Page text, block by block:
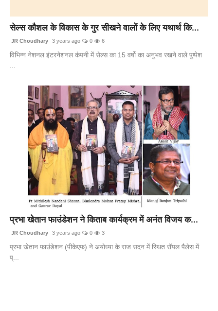
सेल्स कौशल के विकास के गुर सीखने वालों के लिए यथार्थ कि...
JR Choudhary 3 years ago 0 6
विभिन्न नेशनल इंटरनेशनल कंपनी में सेल्स का 15 वर्षो का अनुभव रखने वाले पुष्पेश
प्रभा खेतान फाउंडेशन ने किताब कार्यक्रम में अनंत विजय क...
JR Choudhary 3 years ago 0 3
प्रभा खेतान फाउंडेशन (पीकेएफ) ने अयोध्या के राज सदन में स्थित रॉयल पैलेस में
प्...